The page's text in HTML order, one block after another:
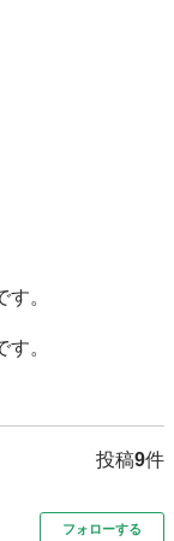
。
。
投稿9件
フォローする